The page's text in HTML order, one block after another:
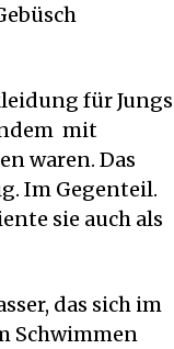
für Jungs
mit
waren. Das
Im Gegenteil.
sie auch als
das sich im
Schwimmen